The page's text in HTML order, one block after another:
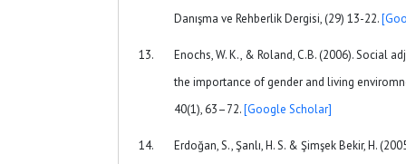
Danışma ve Rehberlik Dergisi, (29) 13-22.
Enochs, W. K., & Roland, C.B. (2006). Social
the importance of gender and living
40(1), 63–72.[Google Scholar]
Erdoğan, S., Şanlı, H. S. & Şimşek Bekir, H.